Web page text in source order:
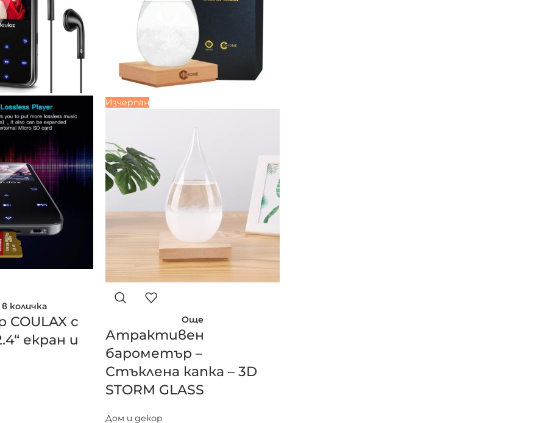
количка
COULAX с
екран и
Изчерпан
Още
Атрактивен
барометър –
Стъклена капка – 3D
STORM GLASS
Дом и декор